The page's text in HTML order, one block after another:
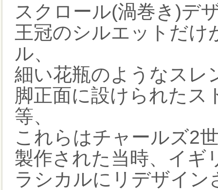
スクロール(渦巻き)デ
王冠のシルエットだけ
ル、
細い花瓶のようなスレ
脚正面に設けられたス
等、
これらはチャールズ2
製作された当時、イギ
ラシカルにリデザイン